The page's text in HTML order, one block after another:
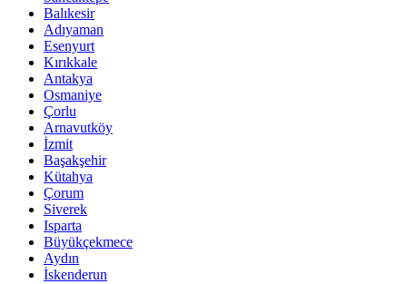
Balıkesir
Adıyaman
Esenyurt
Kırıkkale
Antakya
Osmaniye
Çorlu
Arnavutköy
İzmit
Başakşehir
Kütahya
Çorum
Siverek
Isparta
Büyükçekmece
Aydın
İskenderun